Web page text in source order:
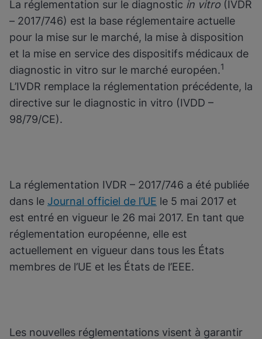
La réglementation sur le diagnostic in vitro (IVDR
– 2017/746) est la base réglementaire actuelle
pour la mise sur le marché, la mise à disposition
et la mise en service des dispositifs médicaux de
diagnostic in vitro sur le marché européen.1
L’IVDR remplace la réglementation précédente, la
directive sur le diagnostic in vitro (IVDD –
98/79/CE).
La réglementation IVDR – 2017/746 a été publiée
dans le Journal officiel de l’UE le 5 mai 2017 et
est entré en vigueur le 26 mai 2017. En tant que
réglementation européenne, elle est
actuellement en vigueur dans tous les États
membres de l’UE et les États de l’EEE.
Les nouvelles réglementations visent à garantir